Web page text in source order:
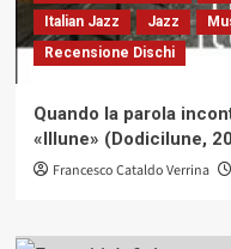
Italian Jazz
Jazz
Recensione Dischi
Quando la parola
«Illune» (Dodicilune,
Francesco Cataldo Verrina